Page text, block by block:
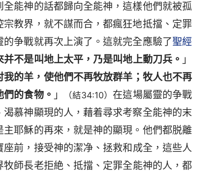
能神的話都歸向全能神，這樣他們就被孤
教界，就不謀而合，都瘋狂地抵擋、定罪
争戰就再次上演了。這就完全應驗了聖經
不是叫地上太平，乃是叫地上動刀兵。 」
的羊，使他們不再牧放群羊；牧人也不再
的食物。 」 （結34:10） 在這場屬靈的争戰
慕神顯現的人，藉着尋求考察全能神的末
耶穌的再來，就是神的顯現。他們都脱離
座前，接受神的潔净、拯救和成全，這些人
牧師長老拒絶、抵擋、定罪全能神的人，都